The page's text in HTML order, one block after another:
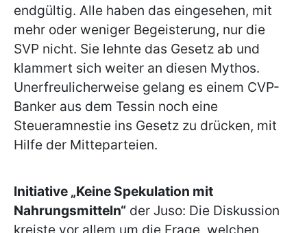
endgültig. Alle haben das eingesehen, mit
mehr oder weniger Begeisterung, nur die
SVP nicht. Sie lehnte das Gesetz ab und
klammert sich weiter an diesen Mythos.
Unerfreulicherweise gelang es einem CVP-
Banker aus dem Tessin noch eine
Steueramnestie ins Gesetz zu drücken, mit
Hilfe der Mitteparteien.
Initiative „Keine Spekulation mit
Nahrungsmitteln“ der Juso: Die Diskussion
kreiste vor allem um die Frage, welchen